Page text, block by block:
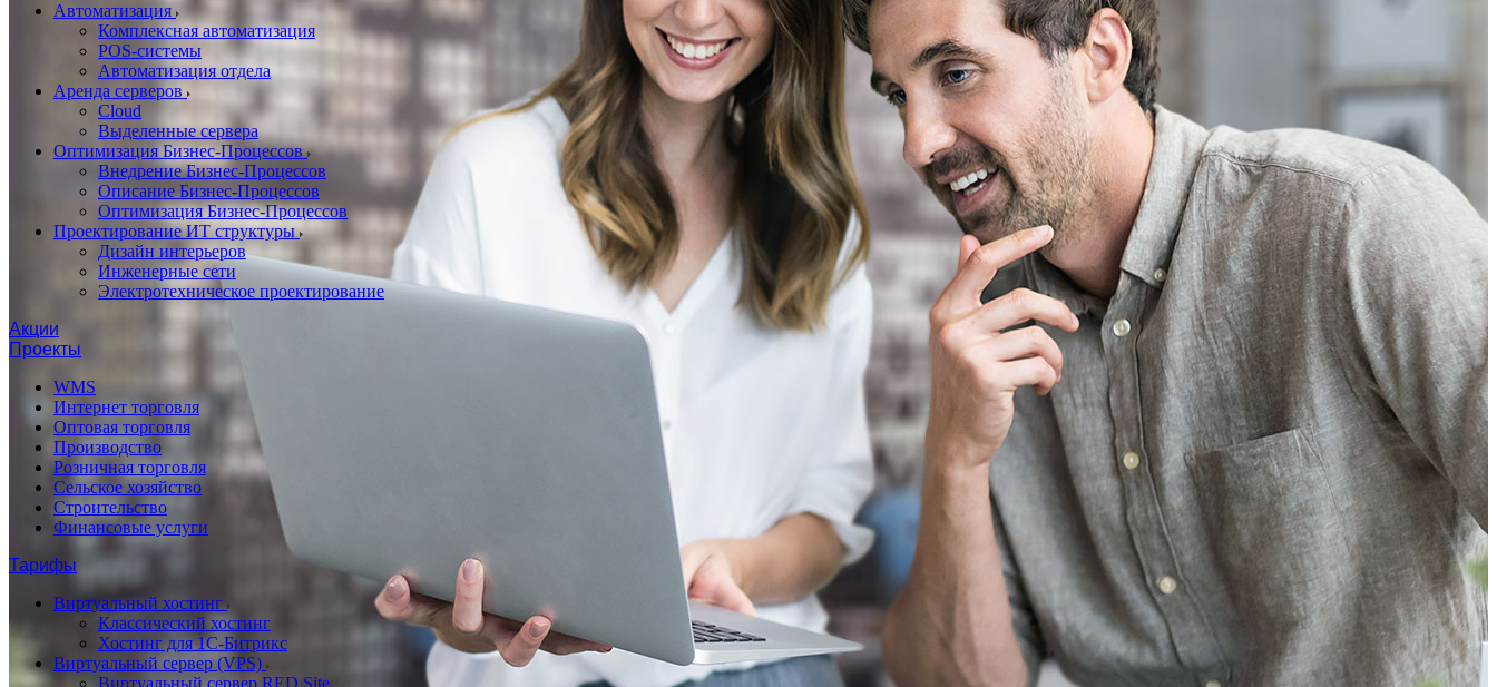
Автоматизация
Комплексная автоматизация
POS-системы
Автоматизация отдела
Аренда серверов
Cloud
Выделенные сервера
Оптимизация Бизнес-Процессов
Внедрение Бизнес-Процессов
Описание Бизнес-Процессов
Оптимизация Бизнес-Процессов
Проектирование ИТ структуры
Дизайн интерьеров
Инженерные сети
Электротехническое проектирование
Акции
Проекты
WMS
Интернет торговля
Оптовая торговля
Производство
Розничная торговля
Сельское хозяйство
Строительство
Финансовые услуги
Тарифы
Виртуальный хостинг
Классический хостинг
Хостинг для 1С-Битрикс
Виртуальный сервер (VPS)
Виртуальный сервер RED.Site